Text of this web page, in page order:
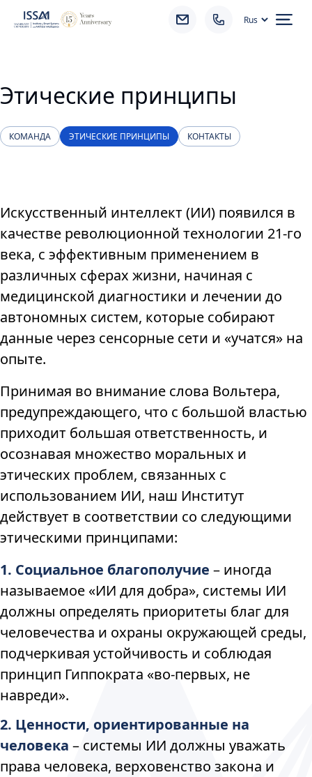
Этические принципы
КОМАНДА ЭТИЧЕСКИЕ ПРИНЦИПЫ КОНТАКТЫ
Искусственный интеллект (ИИ) появился в
качестве революционной технологии 21-го
века, с эффективным применением в
различных сферах жизни, начиная с
медицинской диагностики и лечении до
автономных систем, которые собирают
данные через сенсорные сети и «учатся» на
опыте.
Принимая во внимание слова Вольтера,
предупреждающего, что с большой властью
приходит большая ответственность, и
осознавая множество моральных и
этических проблем, связанных с
использованием ИИ, наш Институт
действует в соответствии со следующими
этическими принципами:
1. Социальное благополучие – иногда
называемое «ИИ для добра», системы ИИ
должны определять приоритеты благ для
человечества и охраны окружающей среды,
подчеркивая устойчивость и соблюдая
принцип Гиппократа «во-первых, не
навреди».
2. Ценности, ориентированные на
человека – системы ИИ должны уважать
права человека, верховенство закона и